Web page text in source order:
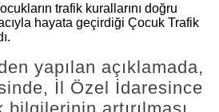
trafik kurallarını doğru
hayata geçirdiği Çocuk Trafik
yapılan açıklamada,
İl Özel İdaresince